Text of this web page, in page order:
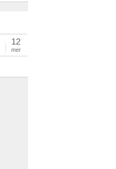
12
mer